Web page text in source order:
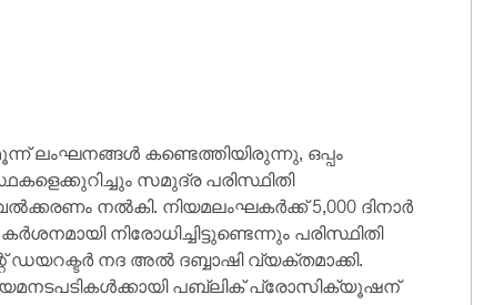
ലംഘനങ്ങൾ കണ്ടെത്തിയിരുന്നു, ഒപ്പം
സമുദ്ര പരിസ്ഥിതി
നൽകി. നിയമലംഘകർക്ക് 5,000 ദിനാർ
നിരോധിച്ചിട്ടുണ്ടെന്നും പരിസ്ഥിതി
ഡയറക്ടർ നദ അൽ ദബ്ബാഷി വ്യക്തമാക്കി.
പബ്ലിക് പ്രോസിക്യൂഷന്